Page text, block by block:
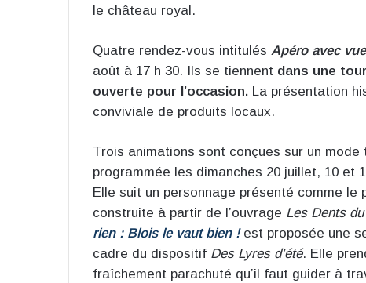
le château royal.
Quatre rendez-vous intitulés Apéro avec vue
août à 17 h 30. Ils se tiennent dans une
ouverte pour l’occasion. La présentation
conviviale de produits locaux.
Trois animations sont conçues sur un mode
programmée les dimanches 20 juillet, 10 et
Elle suit un personnage présenté comme le
construite à partir de l’ouvrage Les Dents
rien : Blois le vaut bien !est proposée une
cadre du dispositif Des Lyres d’été. Elle
fraîchement parachuté qu’il faut guider à